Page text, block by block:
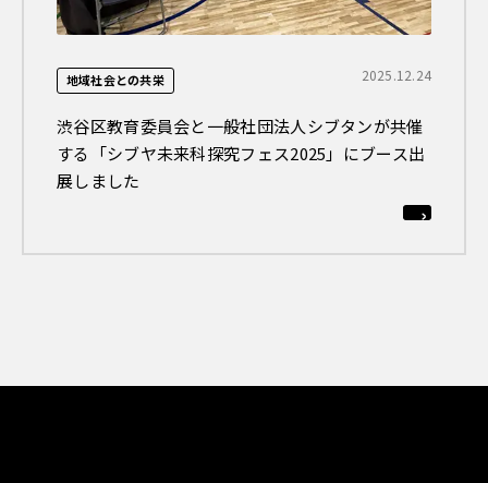
地域社会との共栄 2025.12.24
渋谷区教育委員会と一般社団法人シブタンが共催
する「シブヤ未来科探究フェス2025」にブース出
展しました